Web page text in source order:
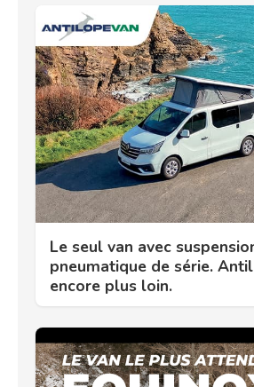
Le seul van avec
pneumatique de série.
encore plus loin.